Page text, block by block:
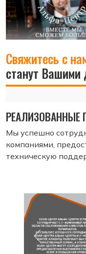
Свяжитесь с
станут Вашими
РЕАЛИЗОВАННЫЕ
Мы успешно
компаниями,
техническую
Назад